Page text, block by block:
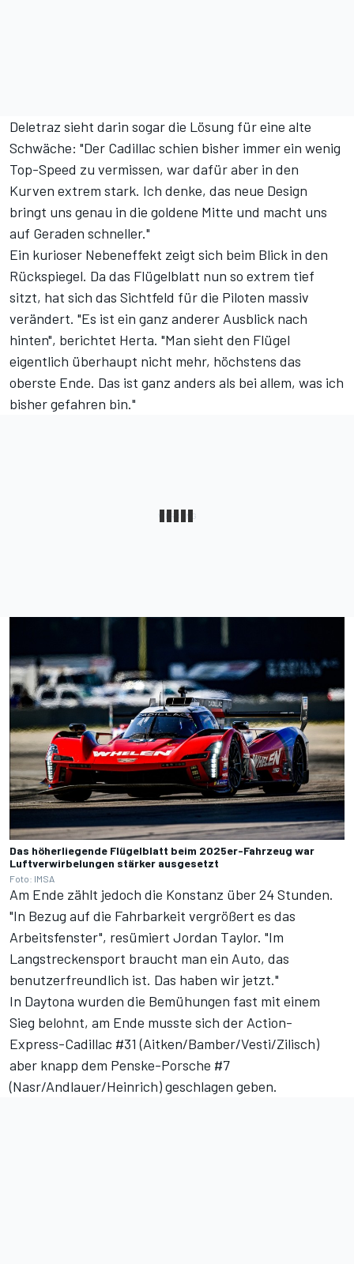
Deletraz sieht darin sogar die Lösung für eine alte
Schwäche: "Der Cadillac schien bisher immer ein wenig
Top-Speed zu vermissen, war dafür aber in den
Kurven extrem stark. Ich denke, das neue Design
bringt uns genau in die goldene Mitte und macht uns
auf Geraden schneller."
Ein kurioser Nebeneffekt zeigt sich beim Blick in den
Rückspiegel. Da das Flügelblatt nun so extrem tief
sitzt, hat sich das Sichtfeld für die Piloten massiv
verändert. "Es ist ein ganz anderer Ausblick nach
hinten", berichtet Herta. "Man sieht den Flügel
eigentlich überhaupt nicht mehr, höchstens das
oberste Ende. Das ist ganz anders als bei allem, was ich
bisher gefahren bin."
Das höherliegende Flügelblatt beim 2025er-Fahrzeug war
Luftverwirbelungen stärker ausgesetzt
Foto: IMSA
Am Ende zählt jedoch die Konstanz über 24 Stunden.
"In Bezug auf die Fahrbarkeit vergrößert es das
Arbeitsfenster", resümiert Jordan Taylor. "Im
Langstreckensport braucht man ein Auto, das
benutzerfreundlich ist. Das haben wir jetzt."
In Daytona wurden die Bemühungen fast mit einem
Sieg belohnt, am Ende musste sich der Action-
Express-Cadillac #31 (Aitken/Bamber/Vesti/Zilisch)
aber knapp dem Penske-Porsche #7
(Nasr/Andlauer/Heinrich) geschlagen geben.